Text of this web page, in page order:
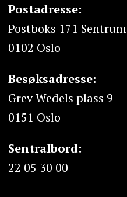
Postadresse:
Postboks 171 Sentrum
0102 Oslo
Besøksadresse:
Grev Wedels plass 9
0151 Oslo
Sentralbord:
22 05 30 00